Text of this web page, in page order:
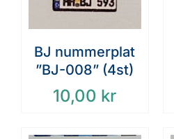
BJ nummerplat
”BJ-008” (4st)
10,00 kr